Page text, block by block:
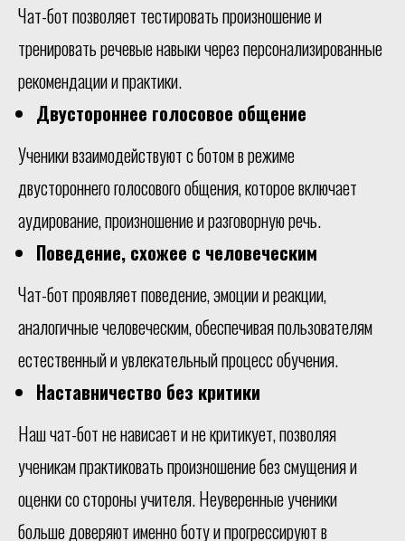
Чат-бот позволяет тестировать произношение и
тренировать речевые навыки через персонализированные
рекомендации и практики.
Двустороннее голосовое общение
Ученики взаимодействуют с ботом в режиме
двустороннего голосового общения, которое включает
аудирование, произношение и разговорную речь.
Поведение, схожее с человеческим
Чат-бот проявляет поведение, эмоции и реакции,
аналогичные человеческим, обеспечивая пользователям
естественный и увлекательный процесс обучения.
Наставничество без критики
Наш чат-бот не нависает и не критикует, позволяя
ученикам практиковать произношение без смущения и
оценки со стороны учителя. Неуверенные ученики
больше доверяют именно боту и прогрессируют в